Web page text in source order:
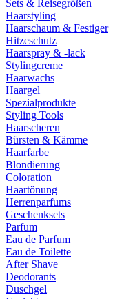
Sets & Reisegrößen
Haarstyling
Haarschaum & Festiger
Hitzeschutz
Haarspray & -lack
Stylingcreme
Haarwachs
Haargel
Spezialprodukte
Styling Tools
Haarscheren
Bürsten & Kämme
Haarfarbe
Blondierung
Coloration
Haartönung
Herrenparfums
Geschenksets
Parfum
Eau de Parfum
Eau de Toilette
After Shave
Deodorants
Duschgel